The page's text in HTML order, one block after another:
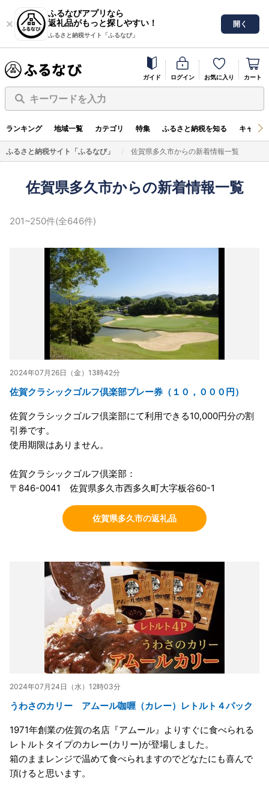
ふるなびアプリなら
返礼品がもっと探しやすい！
ふるさと納税サイト「ふるなび」
開く
ガイド ログイン お気に入り カート
キーワードを入力
ランキング 地域一覧 カテゴリ 特集 ふるさと納税を知る キャン
ふるさと納税サイト「ふるなび」 佐賀県多久市からの新着情報一覧
佐賀県多久市からの新着情報一覧
201~250件(全646件)
2024年07月26日（金）13時42分
佐賀クラシックゴルフ倶楽部プレー券（１０，０００円）
佐賀クラシックゴルフ倶楽部にて利用できる10,000円分の割
引券です。
使用期限はありません。
佐賀クラシックゴルフ倶楽部：
〒846-0041 佐賀県多久市西多久町大字板谷60-1
佐賀県多久市の返礼品
2024年07月24日（水）12時03分
うわさのカリー アムール咖喱（カレー）レトルト４パック
1971年創業の佐賀の名店『アムール』よりすぐに食べられる
レトルトタイプのカレー(カリー)が登場しました。
箱のままレンジで温めて食べられますのでどなたにも喜んで
頂けると思います。